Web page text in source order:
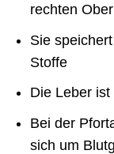
rechten
Sie
Stoffe
Die Leber
Bei der
sich um